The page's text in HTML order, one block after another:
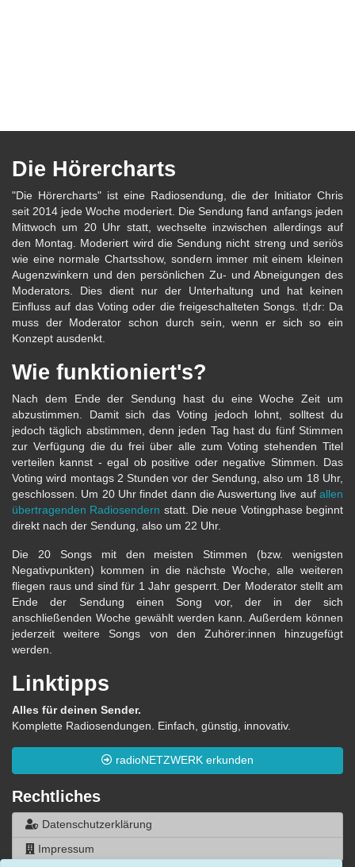
Die Hörercharts
"Die Hörercharts" ist eine Radiosendung, die der Initiator Chris
seit 2014 jede Woche moderiert. Die Sendung fand anfangs jeden
Mittwoch um 20 Uhr statt, wechselte inzwischen allerdings auf
den Montag. Moderiert wird die Sendung nicht streng und seriös
wie eine normale Chartsshow, sondern immer mit einem kleinen
Augenzwinkern und den persönlichen Zu- und Abneigungen des
Moderators. Dies dient nur der Unterhaltung und hat keinen
Einfluss auf das Voting oder die freigeschalteten Songs. tl;dr: Da
muss der Moderator schon durch sein, wenn er sich so ein
Konzept ausdenkt.
Wie funktioniert's?
Nach dem Ende der Sendung hast du eine Woche Zeit um
abzustimmen. Damit sich das Voting jedoch lohnt, solltest du
jedoch täglich abstimmen, denn jeden Tag hast du fünf Stimmen
zur Verfügung die du frei über alle zum Voting stehenden Titel
verteilen kannst - egal ob positive oder negative Stimmen. Das
Voting wird montags 2 Stunden vor der Sendung, also um 18 Uhr,
geschlossen. Um 20 Uhr findet dann die Auswertung live auf allen
übertragenden Radiosendern statt. Die neue Votingphase beginnt
direkt nach der Sendung, also um 22 Uhr.
Die 20 Songs mit den meisten Stimmen (bzw. wenigsten
Negativpunkten) kommen in die nächste Woche, alle weiteren
fliegen raus und sind für 1 Jahr gesperrt. Der Moderator stellt am
Ende der Sendung einen Song vor, der in der sich
anschließenden Woche gewählt werden kann. Außerdem können
jederzeit weitere Songs von den Zuhörer:innen hinzugefügt
werden.
Linktipps
Alles für deinen Sender.
Komplette Radiosendungen. Einfach, günstig, innovativ.
radioNETZWERK erkunden
Rechtliches
Datenschutzerklärung
Impressum